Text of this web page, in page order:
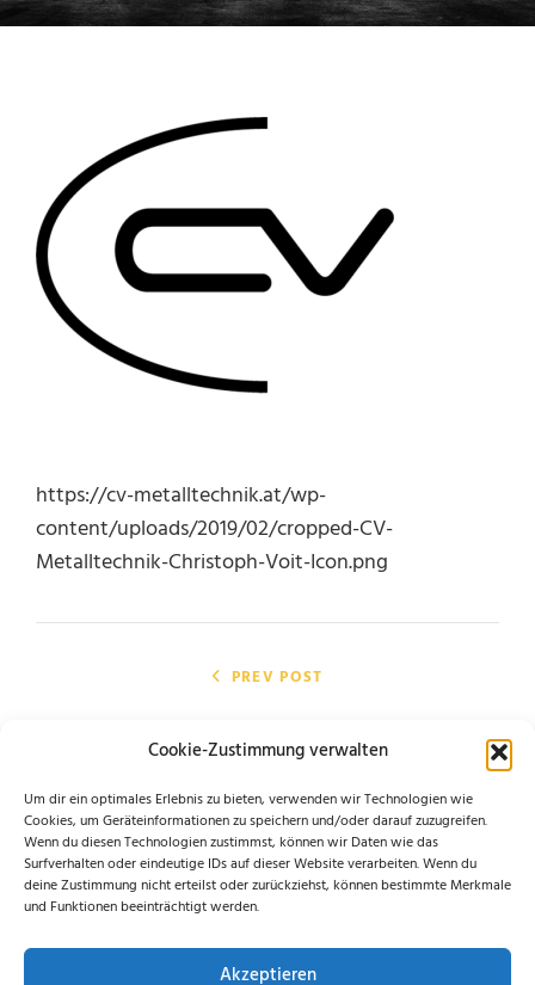
Cookie-Zustimmung verwalten
Um dir ein optimales Erlebnis zu bieten, verwenden wir Technologien wie
Cookies, um Geräteinformationen zu speichern und/oder darauf zuzugreifen.
Wenn du diesen Technologien zustimmst, können wir Daten wie das
Surfverhalten oder eindeutige IDs auf dieser Website verarbeiten. Wenn du
deine Zustimmung nicht erteilst oder zurückziehst, können bestimmte Merkmale
und Funktionen beeinträchtigt werden.
Akzeptieren
https://cv-metalltechnik.at/wp-
content/uploads/2019/02/cropped-CV-
Metalltechnik-Christoph-Voit-Icon.png
PREV POST
Icon.png
Schreibe einen Kommentar
Du musstangemeldetsein, um einen Kommentar